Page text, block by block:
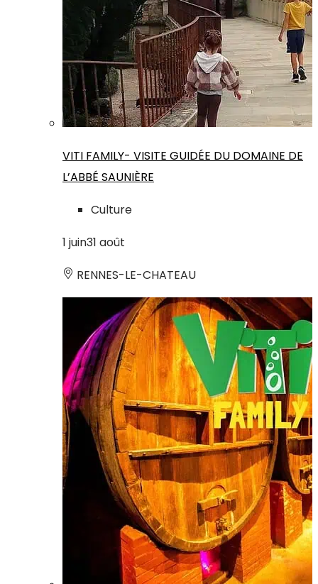
VITI FAMILY- VISITE GUIDÉE DU DOMAINE DE
L’ABBÉ SAUNIÈRE
Culture
1 juin31 août
RENNES-LE-CHATEAU